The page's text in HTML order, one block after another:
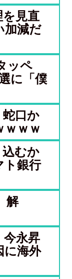
を見直
加減だ
ッペ
に「僕
蛇口か
ｗｗｗ
込むか
ト銀行
解
今永昇
に海外